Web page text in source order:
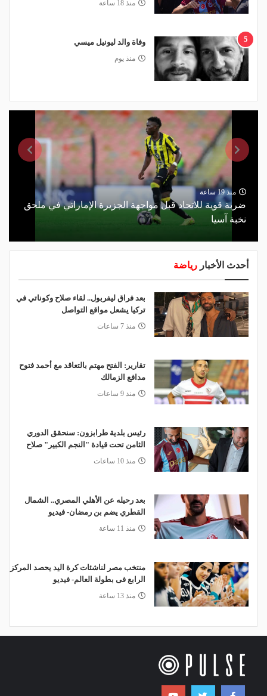
منذ 18 ساعة
5 وفاة والد ليونيل ميسي
منذ يوم
منذ 19 ساعة
ضربة قوية للاتحاد قبل مواجهة الجزيرة الإماراتي في ملحق
نخبة آسيا
أحدث الأخبار رياضة
بعد فراق ليفربول.. لقاء صلاح وكوناتي في
تركيا يشعل مواقع التواصل
منذ 7 ساعات
تقارير: الفتح مهتم بالتعاقد مع أحمد فتوح
مدافع الزمالك
منذ 9 ساعات
رئيس بلدية طرابزون: سنحقق الدوري
الثامن تحت قيادة "النجم الكبير" صلاح
منذ 10 ساعات
بعد رحيله عن الأهلي المصري.. الشمال
القطري يضم بن رمضان- فيديو
منذ 11 ساعة
منتخب مصر لناشئات كرة اليد يحصد المركز
الرابع فى بطولة العالم- فيديو
منذ 13 ساعة